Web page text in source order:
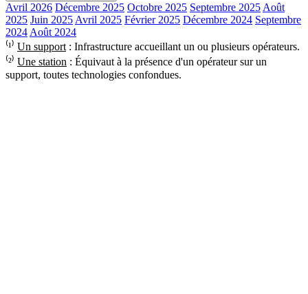
Avril 2026 Décembre 2025 Octobre 2025 Septembre 2025 Août
2025 Juin 2025 Avril 2025 Février 2025 Décembre 2024 Septembre
2024 Août 2024
⁽¹⁾ Un support : Infrastructure accueillant un ou plusieurs opérateurs.
⁽²⁾ Une station : Équivaut à la présence d'un opérateur sur un
support, toutes technologies confondues.